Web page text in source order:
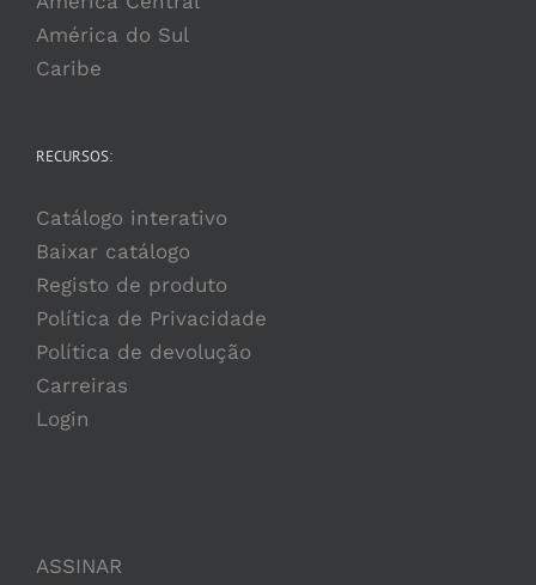
América do Sul
Caribe
RECURSOS:
Catálogo interativo
Baixar catálogo
Registo de produto
Política de Privacidade
Política de devolução
Carreiras
Login
ASSINAR